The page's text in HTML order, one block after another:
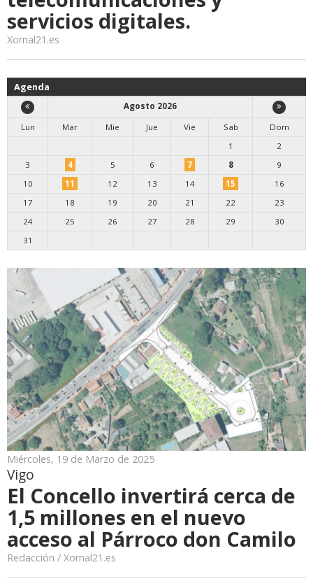
servicios digitales.
Xornal21.es
Agenda
Agosto 2026
Lun
Mar Mie Jue Vie Sab
Dom
1
2
3
4 5 6 7 8
9
10
11 12 13 14 15
16
17
18 19 20 21 22
23
24
25 26 27 28 29
30
31
Miércoles, 19 de Marzo de 2025
Vigo
El Concello invertirá cerca de
1,5 millones en el nuevo
acceso al Párroco don Camilo
Redacción / Xornal21.es